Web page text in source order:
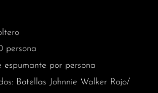
persona
espumante por persona
Botellas Johnnie Walker Rojo/